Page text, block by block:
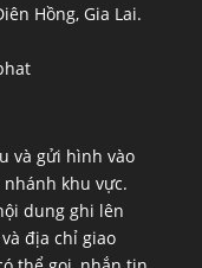
Hồng, Gia Lai.
và gửi hình vào
nhánh khu vực.
dung ghi lên
địa chỉ giao